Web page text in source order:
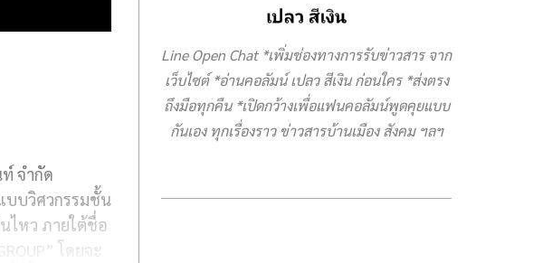
จำกัด
บบวิศวกรรมชั้น
ไหว ภายใต้ชื่อ
โดยจะ
Line Open Chat *เพิ่มช่องทางการรับข่าวสาร จาก
เว็บไซต์ *อ่านคอลัมน์ เปลว สีเงิน ก่อนใคร *ส่งตรง
ถึงมือทุกคืน *เปิดกว้างเพื่อแฟนคอลัมน์พูดคุยแบบ
กันเอง ทุกเรื่องราว ข่าวสารบ้านเมือง สังคม ฯลฯ